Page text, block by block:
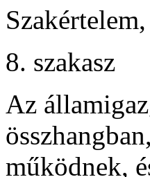
8. szakasz
Az
működnek,